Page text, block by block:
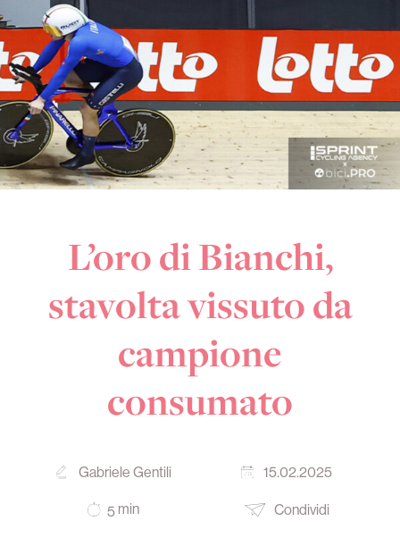
L’oro di Bianchi,
stavolta vissuto da
campione
consumato
Gabriele Gentili 15.02.2025
5 min Condividi